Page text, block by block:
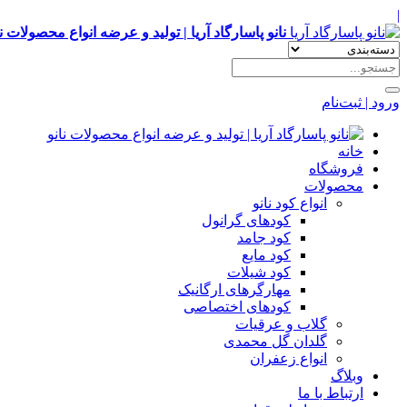
|
نانو پاسارگاد آریا | تولید و عرضه انواع محصولات
ورود | ثبت‌نام
خانه
فروشگاه
محصولات
انواع کود نانو
کودهای گرانول
کود جامد
کود مایع
کود شیلات
مهارگرهای ارگانیک
کود‌های اختصاصی
گلاب و عرقیات
گلدان گل محمدی
انواع زعفران
وبلاگ
ارتباط با ما